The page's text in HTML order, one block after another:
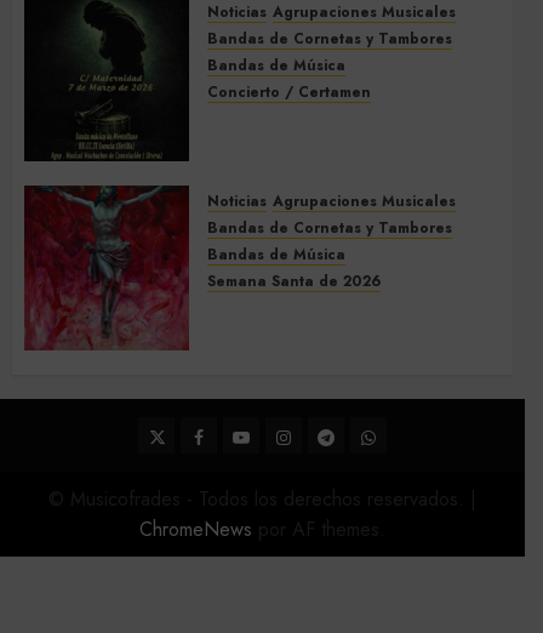
5 DE MARZO DE 2026 0
Noticias Agrupaciones Musicales
Bandas de Cornetas y Tambores
Bandas de Música
Concierto / Certamen
Noticias Agrupaciones Musicales
Bandas de Cornetas y Tambores
Bandas de Música
Semana Santa de 2026
22 DE FEBRERO DE 2026
0
TwitterFacebook
YoutubeInstagram
TelegramWhatsApp
ChromeNews